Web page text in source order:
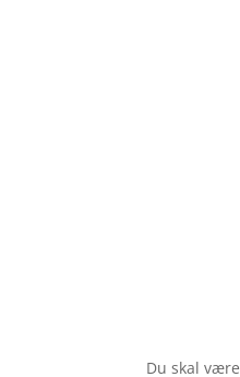
Du skal være